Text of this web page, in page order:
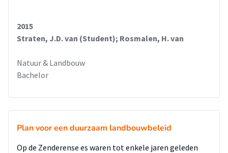
2015
Straten, J.D. van (Student); Rosmalen, H. van
Natuur & Landbouw
Bachelor
Plan voor een duurzaam landbouwbeleid
Op de Zenderense es waren tot enkele jaren geleden